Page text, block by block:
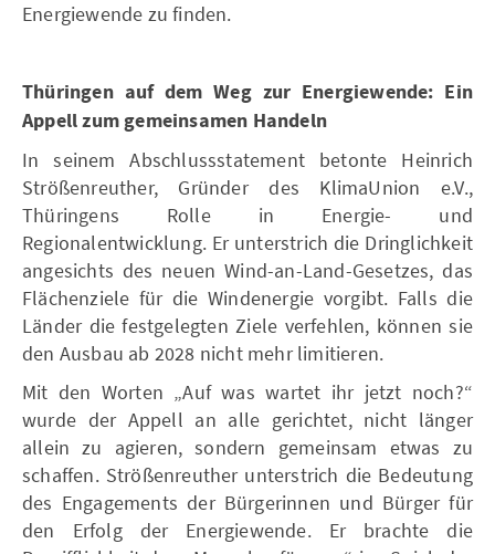
Energiewende zu finden.
Thüringen auf dem Weg zur Energiewende: Ein
Appell zum gemeinsamen Handeln
In seinem Abschlussstatement betonte Heinrich
Strößenreuther, Gründer des KlimaUnion e.V.,
Thüringens Rolle in Energie- und
Regionalentwicklung. Er unterstrich die Dringlichkeit
angesichts des neuen Wind-an-Land-Gesetzes, das
Flächenziele für die Windenergie vorgibt. Falls die
Länder die festgelegten Ziele verfehlen, können sie
den Ausbau ab 2028 nicht mehr limitieren.
Mit den Worten „Auf was wartet ihr jetzt noch?“
wurde der Appell an alle gerichtet, nicht länger
allein zu agieren, sondern gemeinsam etwas zu
schaffen. Strößenreuther unterstrich die Bedeutung
des Engagements der Bürgerinnen und Bürger für
den Erfolg der Energiewende. Er brachte die